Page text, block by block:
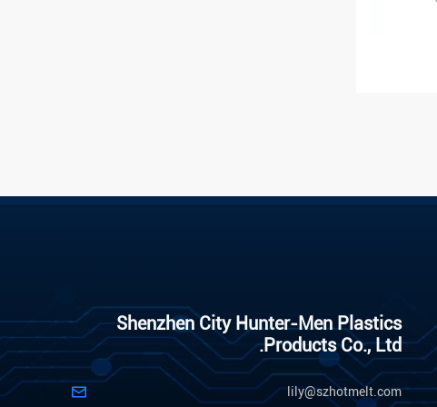
Shenzhen City Hunter-Men Plastics
Products Co., Ltd.
lily@szhotmelt.com